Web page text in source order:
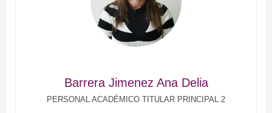
Barrera Jimenez Ana Delia
PERSONAL ACADÉMICO TITULAR PRINCIPAL 2